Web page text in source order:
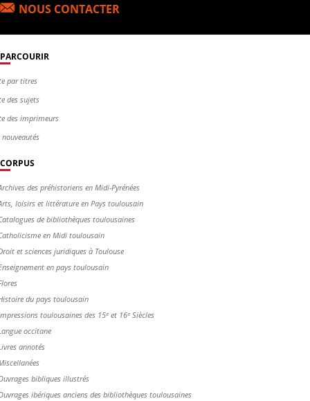
NOUS CONTACTER
PARCOURIR
par titres
des sujets
des imprimeurs
nouveautés
CORPUS
des préhistoriens en Midi-Pyrénées
loisirs et littérature en Pays toulousain
de bibliothèques toulousaines
en Midi toulousain
et sciences juridiques à Toulouse
en pays toulousain
du pays toulousain
toulousaines des 15ᵉ et 16ᵉ Siècles
occitane
annotés
bibliques illustrés
ibériques anciens des bibliothèques toulousaines